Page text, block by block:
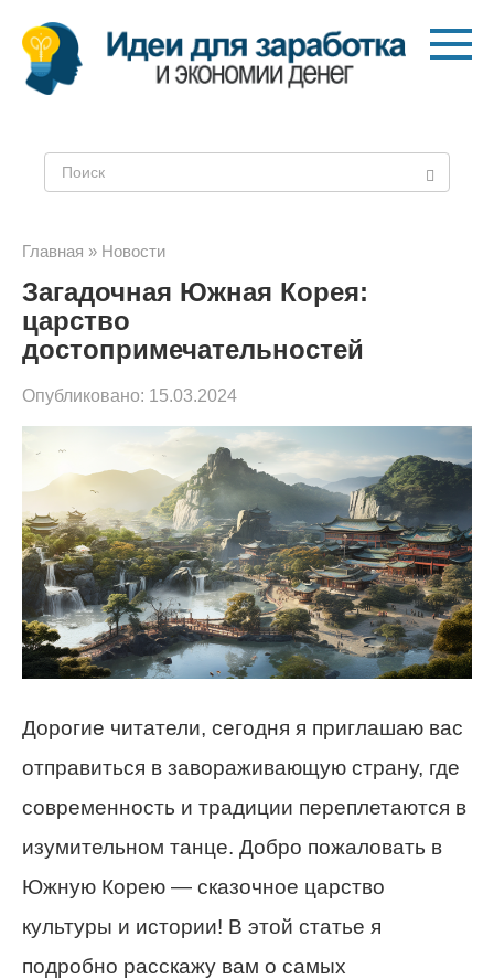
Перейти
контенту
Главная » Новости
Загадочная Южная Корея:
царство
достопримечательностей
Опубликовано: 15.03.2024
Дорогие читатели, сегодня я приглашаю вас
отправиться в завораживающую страну, где
современность и традиции переплетаются в
изумительном танце. Добро пожаловать в
Южную Корею — сказочное царство
культуры и истории! В этой статье я
подробно расскажу вам о самых